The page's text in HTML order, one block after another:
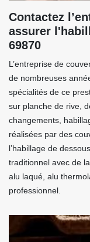
Contactez
assurer
69870
L’entreprise de
de nombreuses
spécialités de ce
sur planche de rive,
changements,
réalisées par des
l’habillage de
traditionnel avec de
alu laqué, alu
professionnel.